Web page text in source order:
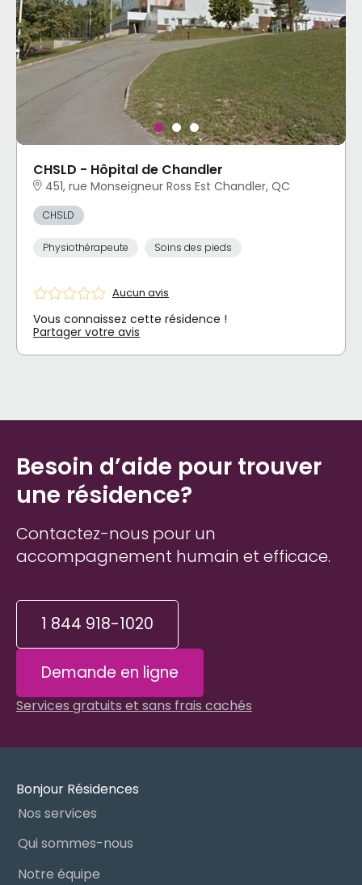
CHSLD - Hôpital de Chandler
451, rue Monseigneur Ross Est Chandler, QC
CHSLD
Physiothérapeute Soins des pieds
Aucun avis
Vous connaissez cette résidence !
Partager votre avis
Besoin d’aide pour trouver
une résidence?
Contactez-nous pour un
accompagnement humain et efficace.
1 844 918-1020
Demande en ligne
Services gratuits et sans frais cachés
Bonjour Résidences
Nos services
Qui sommes-nous
Notre équipe